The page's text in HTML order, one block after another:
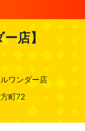
店】
ワンダー店
町72